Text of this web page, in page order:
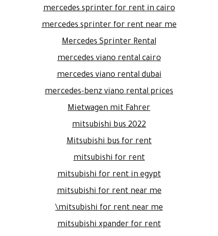
mercedes sprinter for rent in cairo
mercedes sprinter for rent near me
Mercedes Sprinter Rental
mercedes viano rental cairo
mercedes viano rental dubai
mercedes-benz viano rental prices
Mietwagen mit Fahrer
mitsubishi bus 2022
Mitsubishi bus for rent
mitsubishi for rent
mitsubishi for rent in egypt
mitsubishi for rent near me
mitsubishi for rent near me\
mitsubishi xpander for rent